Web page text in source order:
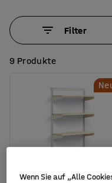
Filter
9 Produkte
Wenn Sie auf „Alle